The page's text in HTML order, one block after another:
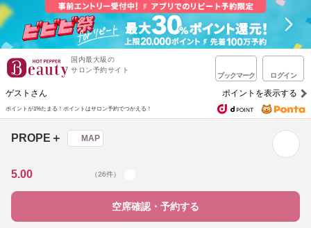
国内最大級の
サロン予約サイト
ブックマーク ログイン
ゲストさん ポイントを表示する
ポイントが1%たまる！ ポイントはサロン予約でつかえる！
PROPE＋ MAP
5.00 （26件）
空席確認・予約する